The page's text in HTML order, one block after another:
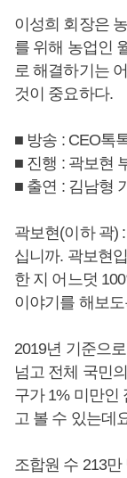
이성희 회장은
를 위해 농업인
로 해결하기는
것이 중요하다.
■ 방송 : CEO톡
■ 진행 : 곽보현
■ 출연 : 김남형
곽보현(이하 곽)
십니까. 곽보현
한 지 어느덧
이야기를 해보
2019년 기준으
넘고 전체 국민
구가 1% 미만인
고 볼 수 있는데
조합원 수 213